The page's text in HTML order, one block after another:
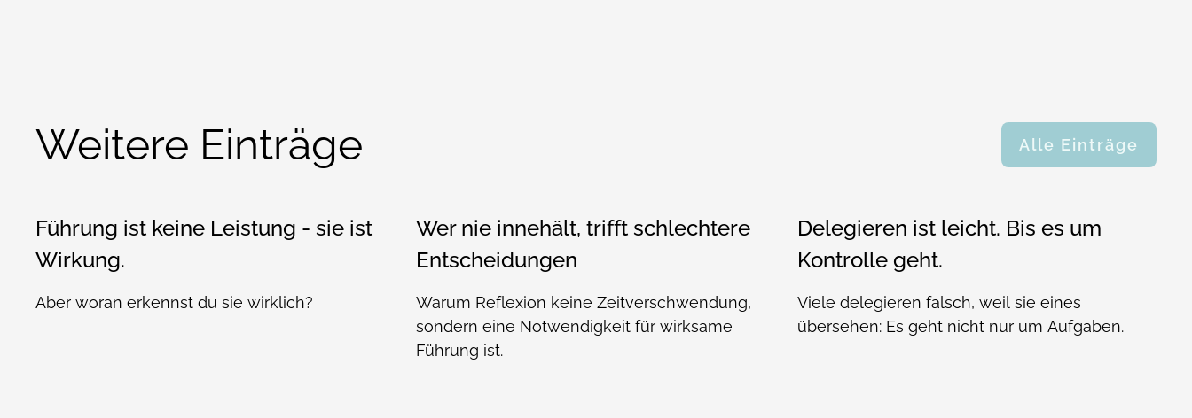
Weitere Einträge Alle Einträge
Führung ist keine Leistung - sie ist
Wirkung.
Aber woran erkennst du sie wirklich?
Wer nie innehält, trifft schlechtere
Entscheidungen
Warum Reflexion keine Zeitverschwendung,
sondern eine Notwendigkeit für wirksame
Führung ist.
Delegieren ist leicht. Bis es um
Kontrolle geht.
Viele delegieren falsch, weil sie eines
übersehen: Es geht nicht nur um Aufgaben.